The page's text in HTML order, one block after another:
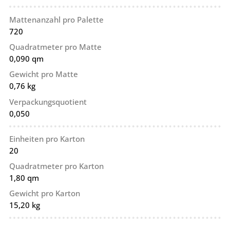
Mattenanzahl pro Palette
720
Quadratmeter pro Matte
0,090 qm
Gewicht pro Matte
0,76 kg
Verpackungsquotient
0,050
Einheiten pro Karton
20
Quadratmeter pro Karton
1,80 qm
Gewicht pro Karton
15,20 kg